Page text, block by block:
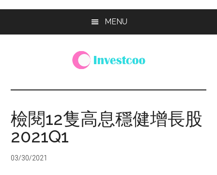
MENU
Investcoo
個
活
化
的
投
檢閱12隻高息穩健增長股
2021Q1
03/30/2021